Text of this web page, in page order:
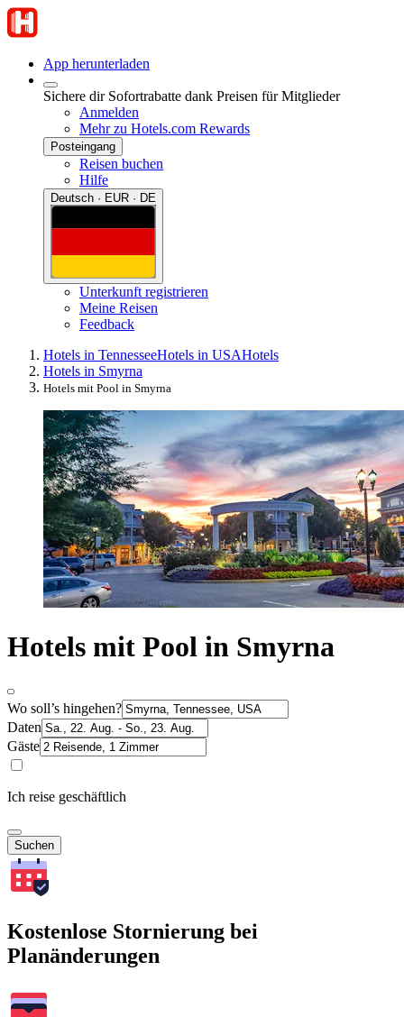
App herunterladen
Sichere dir Sofortrabatte dank Preisen für Mitglieder
Anmelden
Mehr zu Hotels.com Rewards
Posteingang
Reisen buchen
Hilfe
Deutsch · EUR · DE
Unterkunft registrieren
Meine Reisen
Feedback
Hotels in TennesseeHotels in USAHotels
Hotels in Smyrna
Hotels mit Pool in Smyrna
Hotels mit Pool in Smyrna
Wo soll’s hingehen?
Daten
Gäste
Ich reise geschäftlich
Suchen
Kostenlose Stornierung bei
Planänderungen